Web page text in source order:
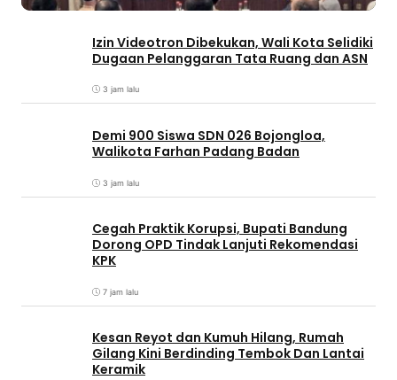
Izin Videotron Dibekukan, Wali Kota Selidiki
Dugaan Pelanggaran Tata Ruang dan ASN
3 jam lalu
Demi 900 Siswa SDN 026 Bojongloa,
Walikota Farhan Padang Badan
3 jam lalu
Cegah Praktik Korupsi, Bupati Bandung
Dorong OPD Tindak Lanjuti Rekomendasi
KPK
7 jam lalu
Kesan Reyot dan Kumuh Hilang, Rumah
Gilang Kini Berdinding Tembok Dan Lantai
Keramik